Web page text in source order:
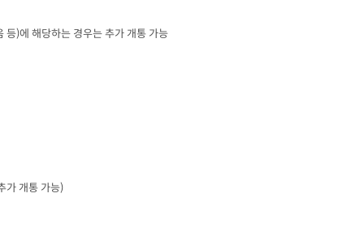
등)에 해당하는 경우는 추가 개통 가능
가 개통 가능)